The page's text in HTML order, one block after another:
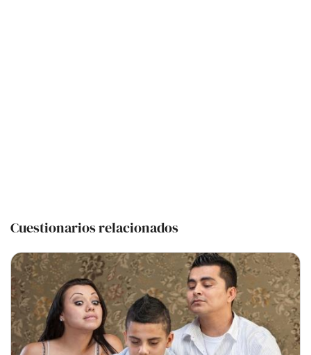
Cuestionarios relacionados